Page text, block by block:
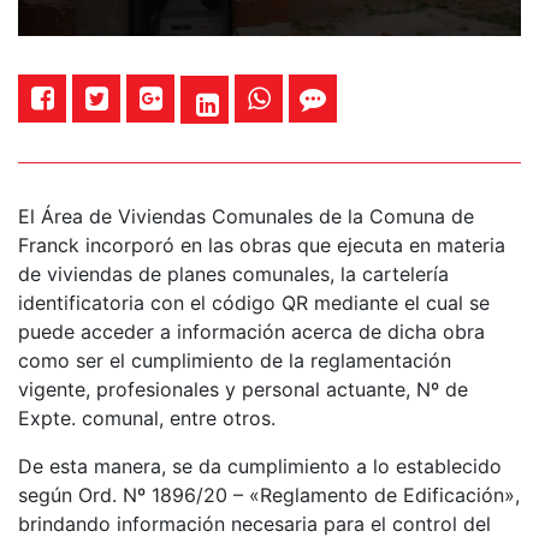
El Área de Viviendas Comunales de la Comuna de
Franck incorporó en las obras que ejecuta en materia
de viviendas de planes comunales, la cartelería
identificatoria con el código QR mediante el cual se
puede acceder a información acerca de dicha obra
como ser el cumplimiento de la reglamentación
vigente, profesionales y personal actuante, Nº de
Expte. comunal, entre otros.
De esta manera, se da cumplimiento a lo establecido
según Ord. Nº 1896/20 – «Reglamento de Edificación»,
brindando información necesaria para el control del